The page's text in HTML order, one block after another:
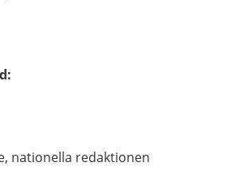
:
nationella redaktionen